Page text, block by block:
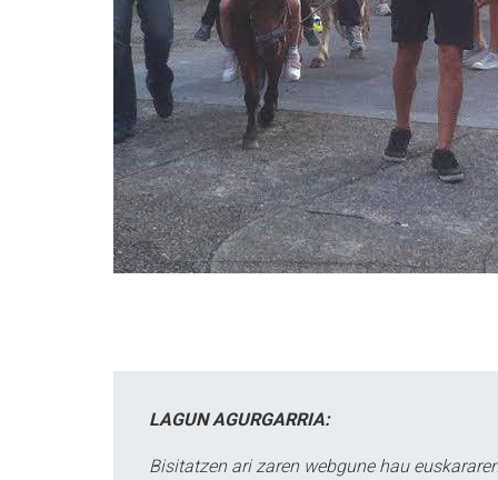
LAGUN AGURGARRIA:
Bisitatzen ari zaren webgune hau